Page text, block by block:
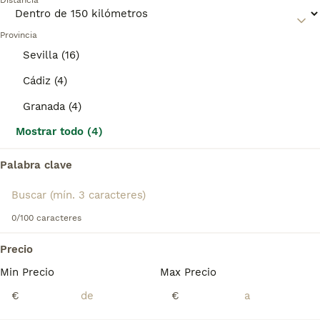
Provincia
Sevilla (16)
Cádiz (4)
Granada (4)
Mostrar todo (4)
Palabra clave
0/100 caracteres
Precio
Min Precio
€
Max Precio
€
personalidad y siempre está listo para comerse el mundo.
Lee nuestra
Terrierpara obtener información sobre esta raza de perro.
BOOST
Yorkshire Terrier
7 semanas 1